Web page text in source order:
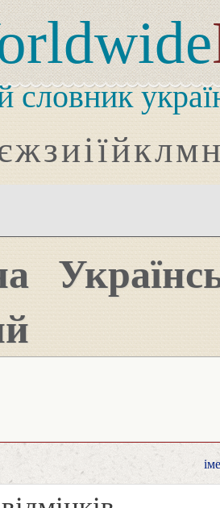
словник
жзиіїйклмн